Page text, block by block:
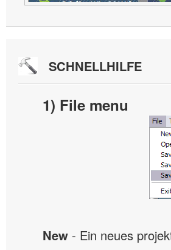
SCHNELLHILFE
1) File menu
New - Ein neues